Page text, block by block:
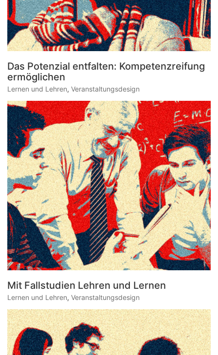
Das Potenzial entfalten: Kompetenzreifung
ermöglichen
Lernen und Lehren, Veranstaltungsdesign
Mit Fallstudien Lehren und Lernen
Lernen und Lehren, Veranstaltungsdesign